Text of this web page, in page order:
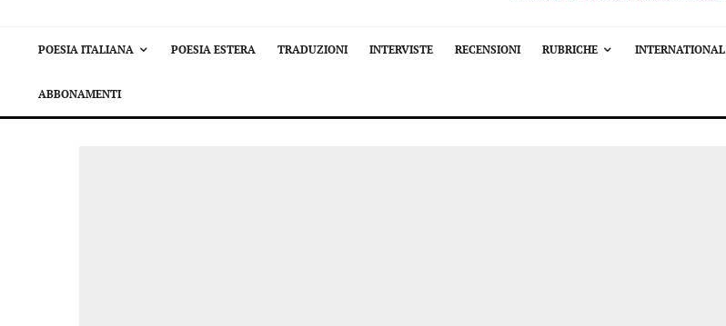
POESIA ITALIANA POESIA ESTERA TRADUZIONI INTERVISTE RECENSIONI RUBRICHE INTERNATIONAL
ABBONAMENTI